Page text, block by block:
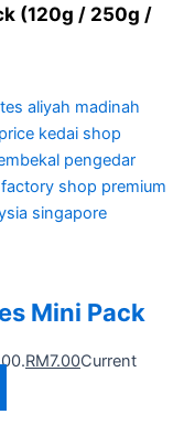
(120g / 250g /
Mini Pack
RM7.00Current